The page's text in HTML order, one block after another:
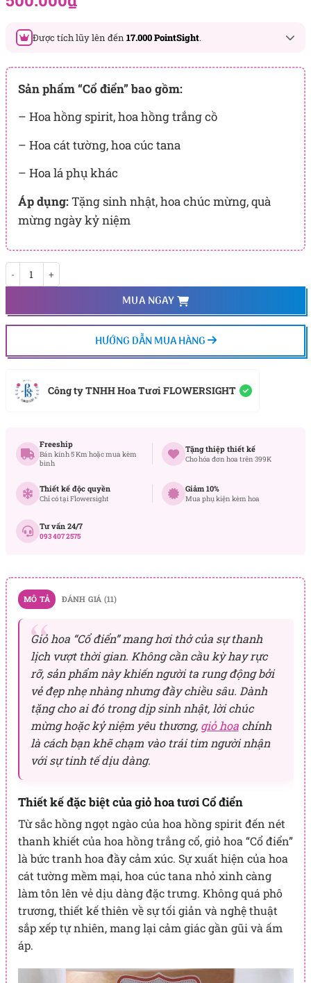
Được tích lũy lên đến 17.000 PointSight.
Đây là số PointSight ước tính bạn sẽ được tích lũy khi mua
sản phẩm hôm nay, tương ứng với quyền lợi hạng
PointSight có giá trị dùng để trừ trực tiếp vào đơn hàng hoặc
đổi quà tặng ưu đãi tại Flowersight.
chính xác nhất dành cho bạn.
Sản phẩm “Cổ điển” bao gồm:
– Hoa hồng spirit, hoa hồng trắng cồ
– Hoa cát tường, hoa cúc tana
– Hoa lá phụ khác
Áp dụng:Tặng sinh nhật, hoa chúc mừng, quà
mừng ngày kỷ niệm
MUA NGAY
HƯỚNG DẪN MUA HÀNG
Công ty TNHH Hoa Tươi FLOWERSIGHT
Freeship
Bán kính 5 Km hoặc mua kèm
bình
Tặng thiệp thiết kế
Cho hóa đơn hoa trên 399K
Thiết kế độc quyền
Chỉ có tại Flowersight
Giảm 10%
Mua phụ kiện kèm hoa
Tư vấn 24/7
093 407 2575
MÔ TẢ ĐÁNH GIÁ (11)
Giỏ hoa “Cổ điển” mang hơi thở của sự thanh
lịch vượt thời gian. Không cần cầu kỳ hay rực
rỡ, sản phẩm này khiến người ta rung động bởi
vẻ đẹp nhẹ nhàng nhưng đầy chiều sâu. Dành
tặng cho ai đó trong dịp sinh nhật, lời chúc
mừng hoặc kỷ niệm yêu thương, giỏ hoachính
là cách bạn khẽ chạm vào trái tim người nhận
với sự tinh tế dịu dàng.
Thiết kế đặc biệt của giỏ hoa tươi Cổ điển
Từ sắc hồng ngọt ngào của hoa hồng spirit đến nét
thanh khiết của hoa hồng trắng cổ, giỏ hoa “Cổ điển”
là bức tranh hoa đầy cảm xúc. Sự xuất hiện của hoa
cát tường mềm mại, hoa cúc tana nhỏ xinh càng
làm tôn lên vẻ dịu dàng đặc trưng. Không quá phô
trương, thiết kế thiên về sự tối giản và nghệ thuật
sắp xếp tự nhiên, mang lại cảm giác gần gũi và ấm
áp.